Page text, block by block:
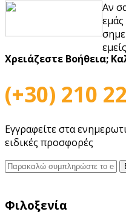
Αν
Χρειάζεστε Βοήθεια;
(+30) 210
Εγγραφείτε στα
ειδικές προσφορές
Φιλοξενία